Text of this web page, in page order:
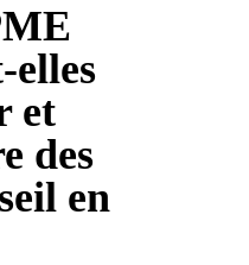
elles
et
des
en